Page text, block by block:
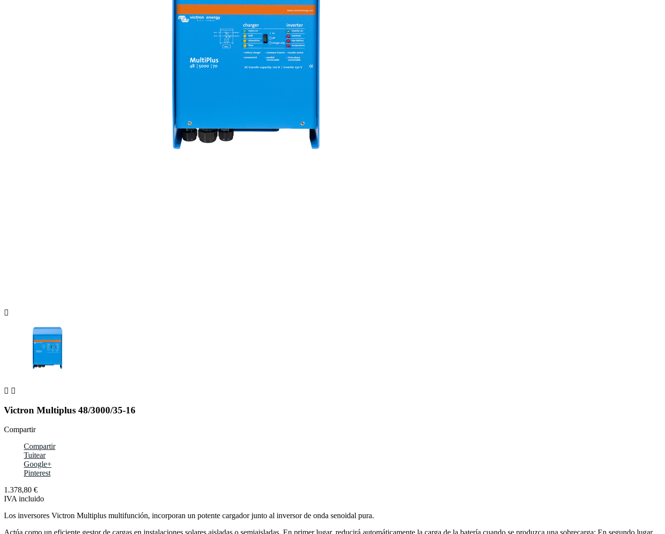

 
Victron Multiplus 48/3000/35-16
Compartir
Compartir
Tuitear
Google+
Pinterest
1.378,80 €
IVA incluido
Los inversores Victron Multiplus multifunción, incorporan un potente cargador junto al inversor de onda senoidal pura.
Actúa como un eficiente gestor de cargas en instalaciones solares aisladas o semiaisladas. En primer lugar, reducirá automáticamente la carga de la batería cuando se produzca una sobrecarga; En segundo lugar,